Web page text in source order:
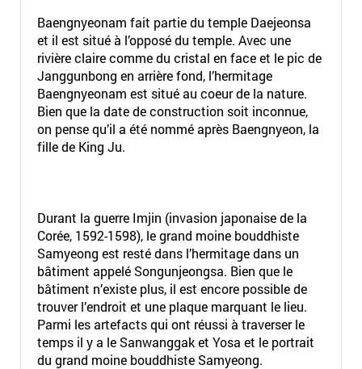
Baengnyeonam fait partie du temple Daejeonsa
et il est situé à l’opposé du temple. Avec une
rivière claire comme du cristal en face et le pic de
Janggunbong en arrière fond, l’hermitage
Baengnyeonam est situé au coeur de la nature.
Bien que la date de construction soit inconnue,
on pense qu’il a été nommé après Baengnyeon, la
fille de King Ju.
Durant la guerre Imjin (invasion japonaise de la
Corée, 1592-1598), le grand moine bouddhiste
Samyeong est resté dans l’hermitage dans un
bâtiment appelé Songunjeongsa. Bien que le
bâtiment n’existe plus, il est encore possible de
trouver l’endroit et une plaque marquant le lieu.
Parmi les artefacts qui ont réussi à traverser le
temps il y a le Sanwanggak et Yosa et le portrait
du grand moine bouddhiste Samyeong.